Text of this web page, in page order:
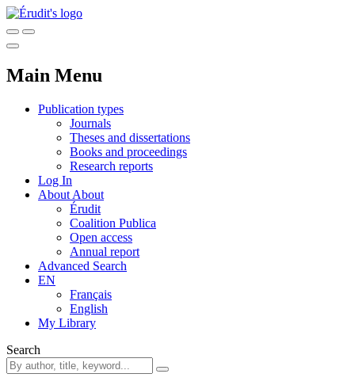
Main Menu
Publication types
Journals
Theses and dissertations
Books and proceedings
Research reports
Log In
About About
Érudit
Coalition Publica
Open access
Annual report
Advanced Search
EN
Français
English
My Library
Search